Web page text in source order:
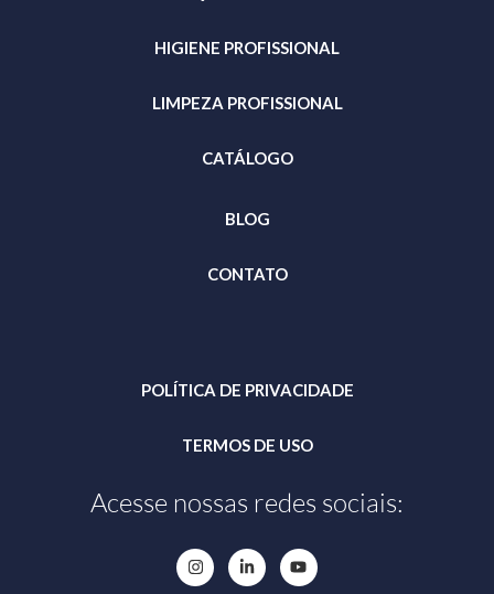
HIGIENE PROFISSIONAL
LIMPEZA PROFISSIONAL
CATÁLOGO
BLOG
CONTATO
POLÍTICA DE PRIVACIDADE
TERMOS DE USO
Acesse nossas redes sociais: